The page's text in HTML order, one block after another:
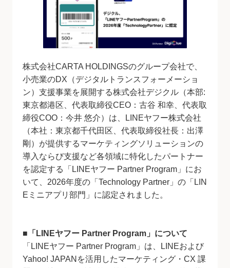
資料ダウンロード
お問い合わせ
株式会社CARTA HOLDINGSのグループ会社で、
小売業のDX（デジタルトランスフォーメーショ
ン）支援事業を展開する株式会社デジクル（本部:
東京都港区、代表取締役CEO：古谷 和幸、代表取
締役COO：今井 悠介）は、LINEヤフー株式会社
（本社：東京都千代田区、代表取締役社長：出澤
剛）が提供するマーケティングソリューションの
導入ならび支援など各領域に特化したパートナー
を認定する「LINEヤフー Partner Program」にお
いて、2026年度の「Technology Partner」の「LIN
Eミニアプリ部門」に認定されました。
■「LINEヤフー Partner Program」について
「LINEヤフー Partner Program」は、LINEおよび
Yahoo! JAPANを活用したマーケティング・CX 課